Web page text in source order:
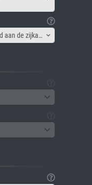
Canvas lijst - Afbeelding gespiegeld aan de zijkant